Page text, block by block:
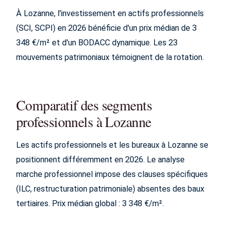
À Lozanne, l'investissement en actifs professionnels
(SCI, SCPI) en 2026 bénéficie d'un prix médian de 3
348 €/m² et d'un BODACC dynamique. Les 23
mouvements patrimoniaux témoignent de la rotation.
Comparatif des segments
professionnels à Lozanne
Les actifs professionnels et les bureaux à Lozanne se
positionnent différemment en 2026. Le analyse
marche professionnel impose des clauses spécifiques
(ILC, restructuration patrimoniale) absentes des baux
tertiaires. Prix médian global : 3 348 €/m².